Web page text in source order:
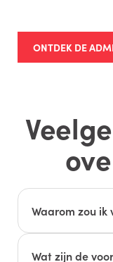
ONTDEK DE
Waarom zou ik
Met Admicom
eerste
Wat zijn de